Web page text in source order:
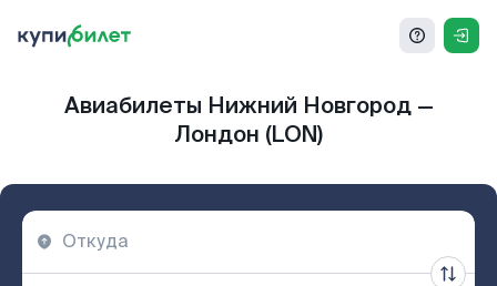
Авиабилеты Нижний Новгород —
Лондон (LON)